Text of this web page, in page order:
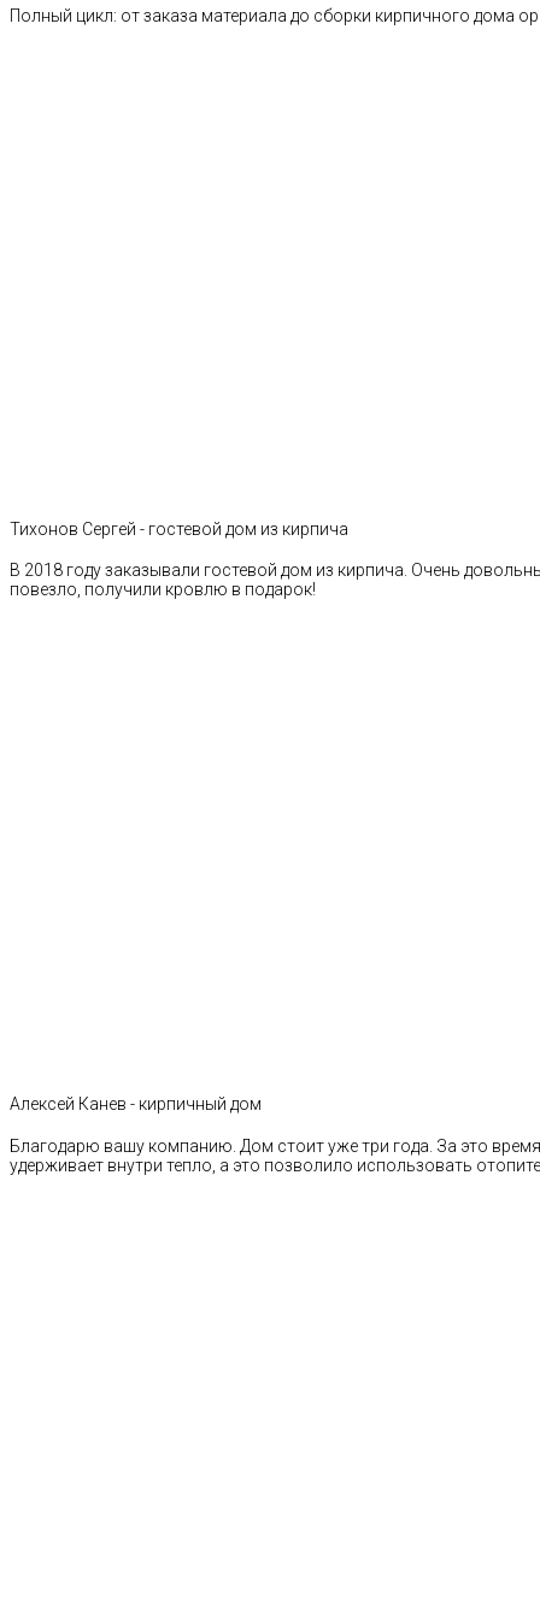
Полный цикл: от заказа материала до сборки кирпичного дома
Тихонов Сергей - гостевой дом из кирпича
В 2018 году заказывали гостевой дом из кирпича. Очень
повезло, получили кровлю в подарок!
Алексей Канев - кирпичный дом
Благодарю вашу компанию. Дом стоит уже три года. За это
удерживает внутри тепло, а это позволило использовать